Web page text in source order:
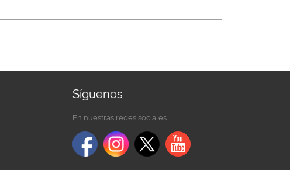
Síguenos
En nuestras redes sociales